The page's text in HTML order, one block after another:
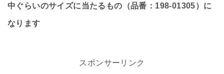
中ぐらいのサイズに当たるもの（品番：198-01305）に
なります
スポンサーリンク